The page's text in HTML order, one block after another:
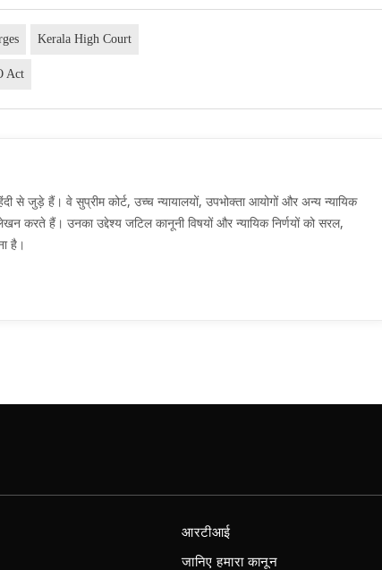
Kerala High Court
Act
से जुड़े हैं। वे सुप्रीम कोर्ट, उच्च न्यायालयों, उपभोक्ता आयोगों और अन्य न्यायिक
करते हैं। उनका उद्देश्य जटिल कानूनी विषयों और न्यायिक निर्णयों को सरल,
है।
आरटीआई
जानिए हमारा कानून